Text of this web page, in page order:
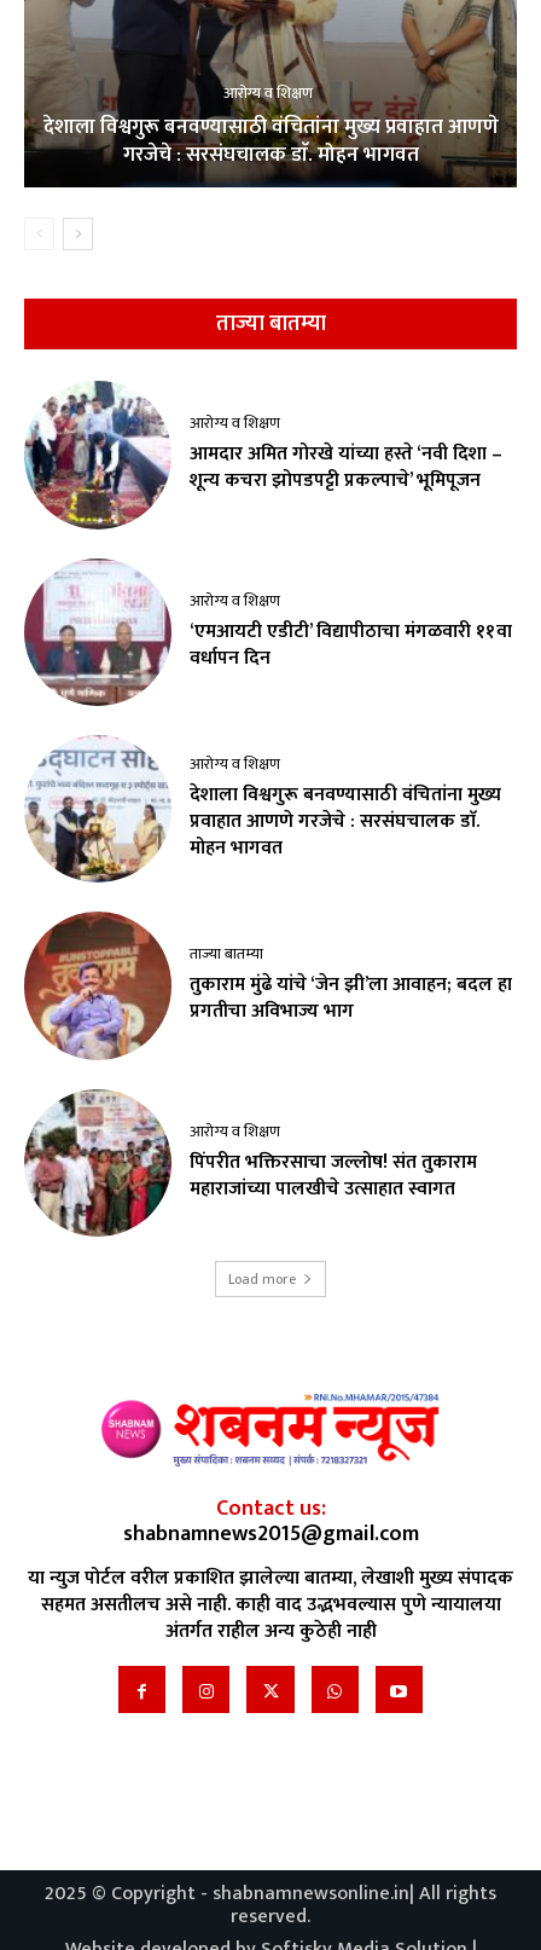
आरोग्य व शिक्षण
देशाला विश्वगुरू बनवण्यासाठी वंचितांना मुख्य प्रवाहात आणणे
गरजेचे : सरसंघचालक डाॅ. मोहन भागवत
ताज्या बातम्या
आरोग्य व शिक्षण
आमदार अमित गोरखे यांच्या हस्ते ‘नवी दिशा –
शून्य कचरा झोपडपट्टी प्रकल्पाचे’ भूमिपूजन
आरोग्य व शिक्षण
‘एमआयटी एडीटी’ विद्यापीठाचा मंगळवारी ११वा
वर्धापन दिन
आरोग्य व शिक्षण
देशाला विश्वगुरू बनवण्यासाठी वंचितांना मुख्य
प्रवाहात आणणे गरजेचे : सरसंघचालक डाॅ.
मोहन भागवत
ताज्या बातम्या
तुकाराम मुंढे यांचे ‘जेन झी’ला आवाहन; बदल हा
प्रगतीचा अविभाज्य भाग
आरोग्य व शिक्षण
पिंपरीत भक्तिरसाचा जल्लोष! संत तुकाराम
महाराजांच्या पालखीचे उत्साहात स्वागत
Load more
Contact us:
shabnamnews2015@gmail.com
या न्युज पोर्टल वरील प्रकाशित झालेल्या बातम्या, लेखाशी मुख्य संपादक
सहमत असतीलच असे नाही. काही वाद उद्भभवल्यास पुणे न्यायालया
अंतर्गत राहील अन्य कुठेही नाही
2025 © Copyright - shabnamnewsonline.in| All rights
reserved.